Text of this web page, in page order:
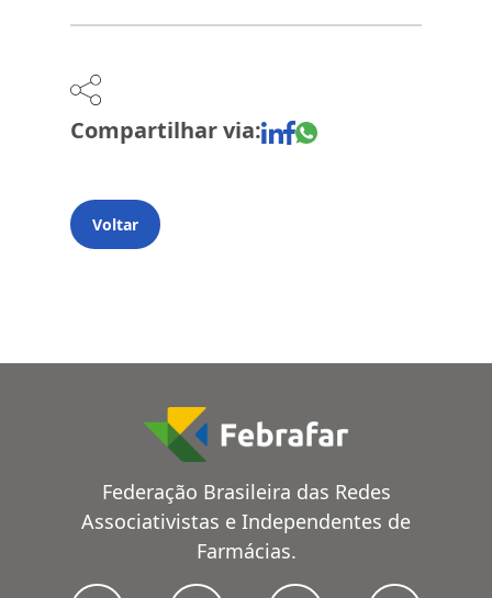
Compartilhar via:
Voltar
Federação Brasileira das Redes
Associativistas e Independentes de
Farmácias.